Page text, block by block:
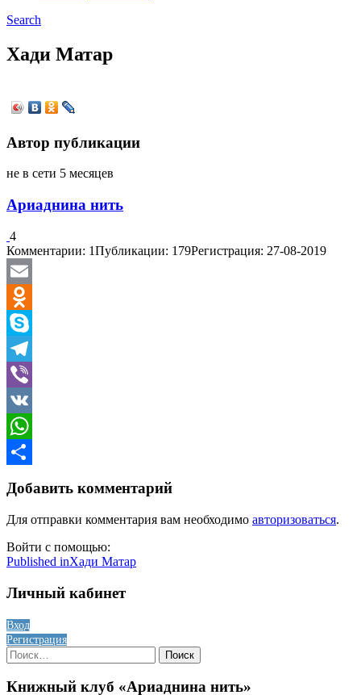
Search
Хади Матар
Автор публикации
не в сети 5 месяцев
Ариаднина нить
4
Комментарии: 1Публикации: 179Регистрация: 27-08-2019
Email
Odnoklassniki
Skype
Telegram
Viber
VK
WhatsApp
Добавить комментарий
Для отправки комментария вам необходимо авторизоваться.
Войти с помощью:
Навигация
по
Published inХади Матар
Личный кабинет
Вход
Регистрация
Найти:
Книжный клуб «Ариаднина нить»